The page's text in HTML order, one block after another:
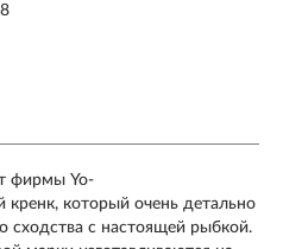
фирмы Yo-
кренк, который очень детально
сходства с настоящей рыбкой.